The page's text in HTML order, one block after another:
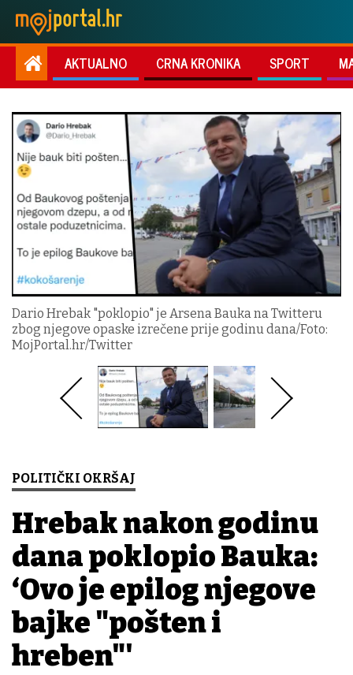
AKTUALNO CRNA KRONIKA SPORT
Dario Hrebak "poklopio" je Arsena Bauka na Twitteru
zbog njegove opaske izrečene prije godinu dana/Foto:
MojPortal.hr/Twitter
POLITIČKI OKRŠAJ
Hrebak nakon godinu
dana poklopio Bauka:
‘Ovo je epilog njegove
bajke "pošten i
hreben"'